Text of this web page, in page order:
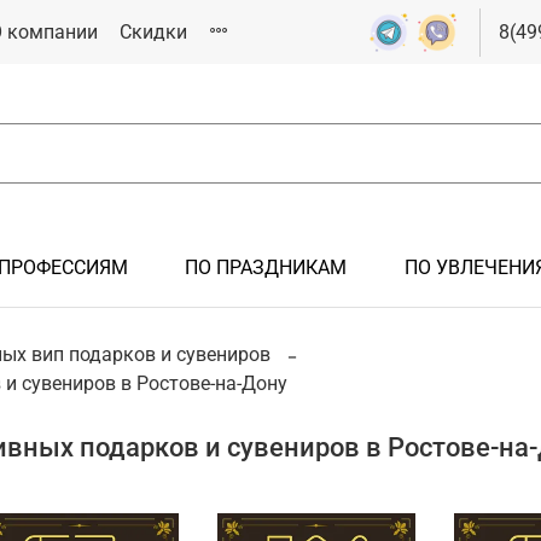
компании Скидки
Подарки мужчине
Подарки на крестины
Подарки на рождение ребенка
Подарки железнодорожнику
Подарки инженеру
Подарки нефтянику/газовику
ПО ПРАЗДНИКАМ
Подарки на 23 февраля
ПО
Подарки спортсмену
вип подарков и сувениров
сувениров в Ростове-на-Дону
подарков и сувениров в Ростове-